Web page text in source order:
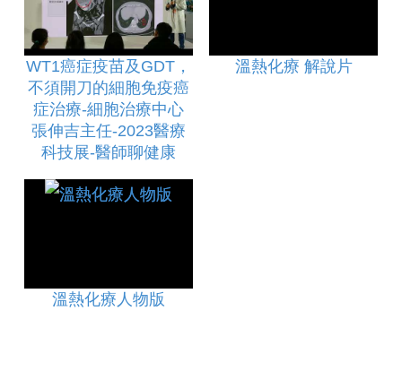
WT1癌症疫苗及GDT，
不須開刀的細胞免疫癌
症治療-細胞治療中心
張伸吉主任-2023醫療
科技展-醫師聊健康
溫熱化療 解說片
溫熱化療人物版